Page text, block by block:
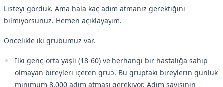
Listeyi gördük. Ama hala kaç adım atmanız gerektiğini
bilmiyorsunuz. Hemen açıklayayım.
Öncelikle iki grubumuz var.
İlki genç-orta yaşlı (18-60) ve herhangi bir hastalığa sahip
olmayan bireyleri içeren grup. Bu gruptaki bireylerin günlük
minimum 8.000 adım atması gerekiyor. Adım sayısının